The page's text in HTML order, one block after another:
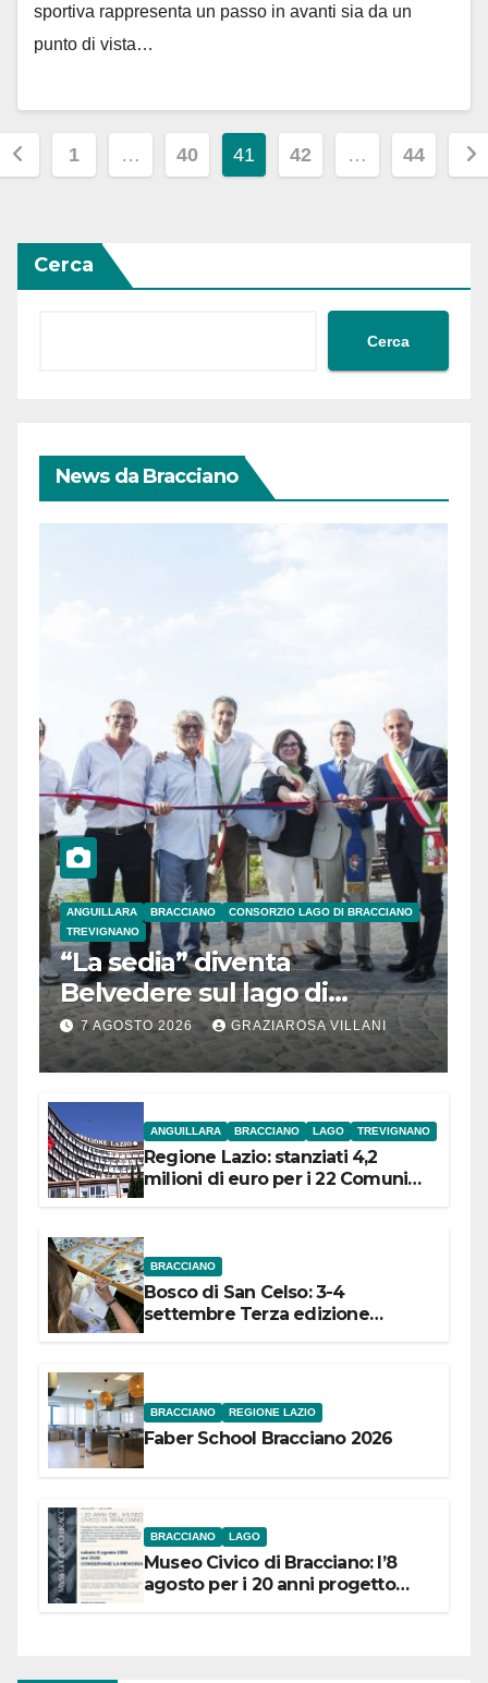
sportiva rappresenta un passo in avanti sia da un
punto di vista…
1 … 40 41 42 … 44
Cerca
Cerca
News da Bracciano
ANGUILLARA BRACCIANO
CONSORZIO LAGO DI BRACCIANO
TREVIGNANO
“La sedia” diventa
Belvedere sul lago di
Bracciano: ieri
l’inaugurazione
7 AGOSTO 2026 GRAZIAROSA VILLANI
ANGUILLARA BRACCIANO LAGO TREVIGNANO
Regione Lazio: stanziati 4,2
milioni di euro per i 22 Comuni
BRACCIANO
Bosco di San Celso: 3-4
settembre Terza edizione
BRACCIANO REGIONE LAZIO
Faber School Bracciano 2026
BRACCIANO LAGO
Museo Civico di Bracciano: l’8
agosto per i 20 anni progetto